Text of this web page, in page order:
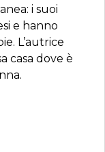
i suoi
e hanno
L’autrice
casa dove è